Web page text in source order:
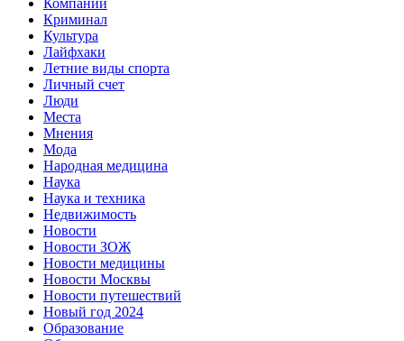
Криминал
Культура
Лайфхаки
Летние виды спорта
Личный счет
Люди
Места
Мнения
Мода
Народная медицина
Наука
Наука и техника
Недвижимость
Новости
Новости ЗОЖ
Новости медицины
Новости Москвы
Новости путешествий
Новый год 2024
Образование